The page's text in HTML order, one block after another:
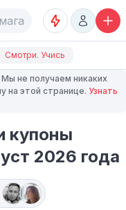
Смотри. Учись
не получаем никаких
на этой странице. Узнать
купоны
2026 года